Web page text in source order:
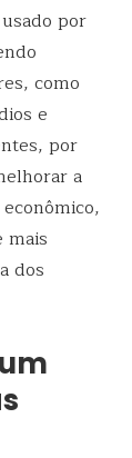
por
como
e
por
a
mais
dos